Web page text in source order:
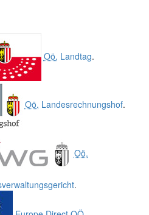
Oö. Landtag.
Oö. Landesrechnungshof.
Oö.
.